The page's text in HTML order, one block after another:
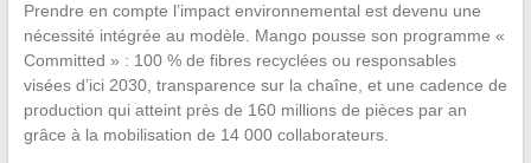
Prendre en compte l’impact environnemental est devenu une
nécessité intégrée au modèle. Mango pousse son programme «
Committed » : 100 % de fibres recyclées ou responsables
visées d’ici 2030, transparence sur la chaîne, et une cadence de
production qui atteint près de 160 millions de pièces par an
grâce à la mobilisation de 14 000 collaborateurs.